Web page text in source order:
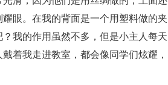
眼。在我的背面是一个用塑料做的夹
我的作用虽然不多，但是小主人每天
着我走进教室，都会像同学们炫耀，